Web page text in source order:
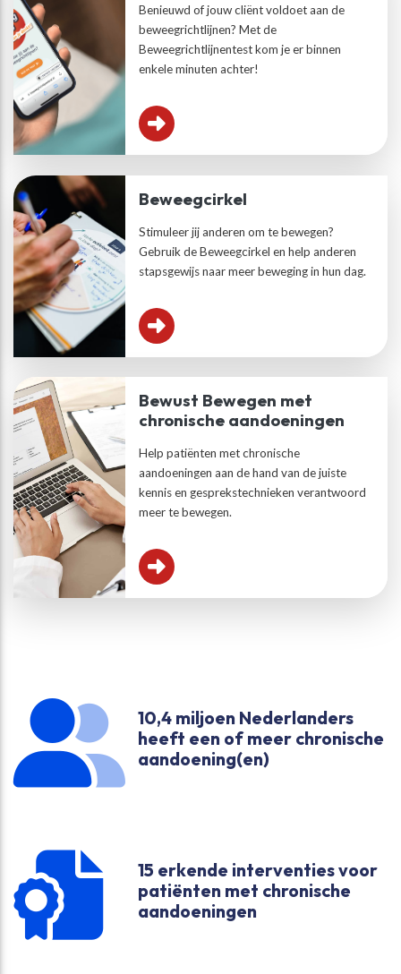
Benieuwd of jouw cliënt voldoet aan de
beweegrichtlijnen? Met de
Beweegrichtlijnentest kom je er binnen
enkele minuten achter!
Beweegcirkel
Stimuleer jij anderen om te bewegen?
Gebruik de Beweegcirkel en help anderen
stapsgewijs naar meer beweging in hun dag.
Bewust Bewegen met
chronische aandoeningen
Help patiënten met chronische
aandoeningen aan de hand van de juiste
kennis en gesprekstechnieken verantwoord
meer te bewegen.
10,4 miljoen Nederlanders
heeft een of meer chronische
aandoening(en)
15 erkende interventies voor
patiënten met chronische
aandoeningen